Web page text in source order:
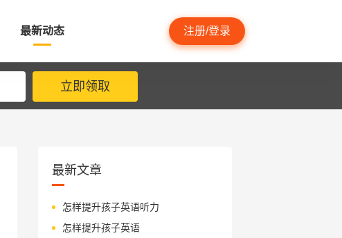
最新动态 注册/登录
立即领取
最新文章
怎样提升孩子英语听力
怎样提升孩子英语